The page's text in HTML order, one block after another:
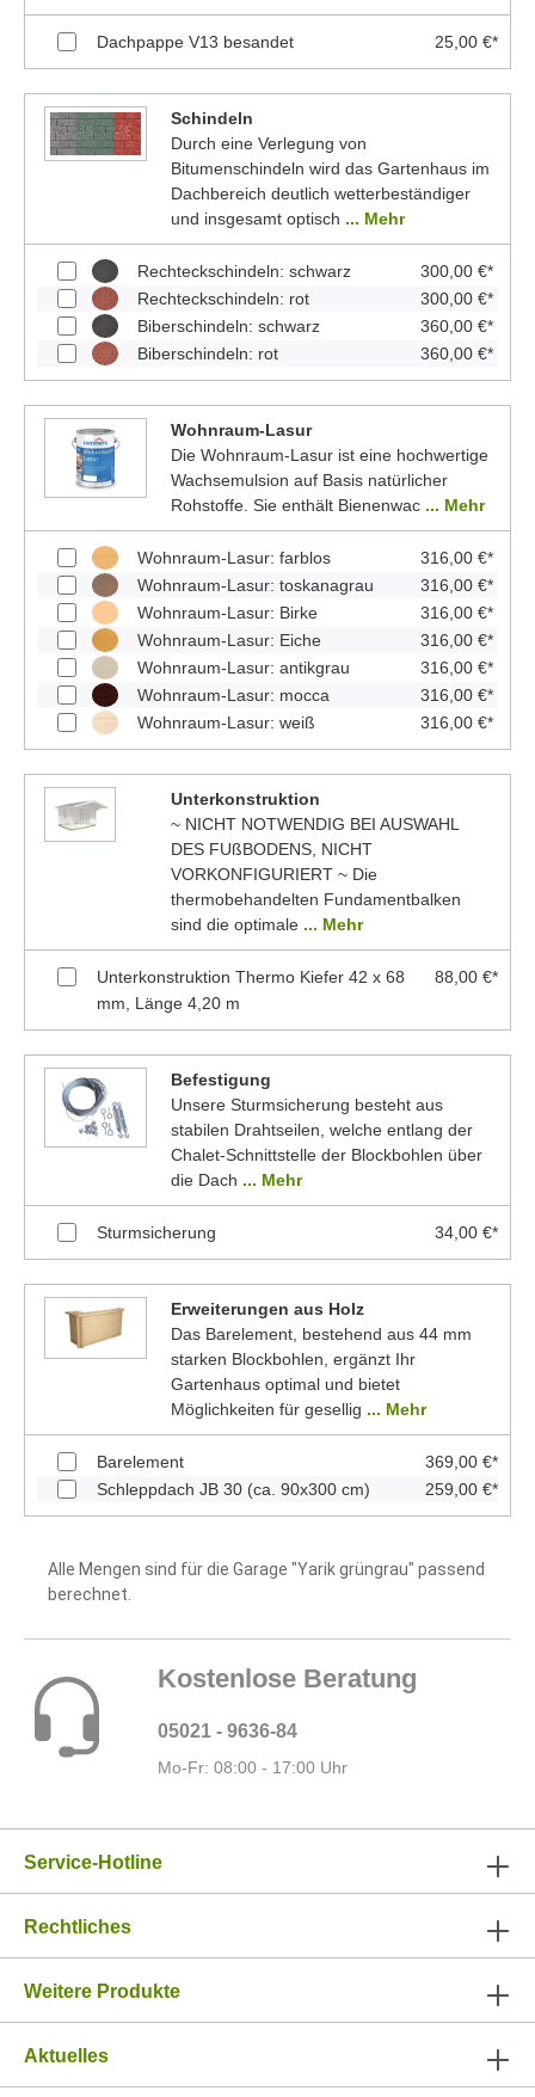
Dachpappe V13 besandet 25,00 €*
Schindeln
Durch eine Verlegung von
Bitumenschindeln wird das Gartenhaus im
Dachbereich deutlich wetterbeständiger
und insgesamt optisch ... Mehr
Rechteckschindeln: schwarz
300,00 €*
Rechteckschindeln: rot
300,00 €*
Biberschindeln: schwarz
360,00 €*
Biberschindeln: rot
360,00 €*
Wohnraum-Lasur
Die Wohnraum-Lasur ist eine hochwertige
Wachsemulsion auf Basis natürlicher
Rohstoffe. Sie enthält Bienenwac ... Mehr
Wohnraum-Lasur: farblos
316,00 €*
Wohnraum-Lasur: toskanagrau
316,00 €*
Wohnraum-Lasur: Birke
316,00 €*
Wohnraum-Lasur: Eiche
316,00 €*
Wohnraum-Lasur: antikgrau
316,00 €*
Wohnraum-Lasur: mocca
316,00 €*
Wohnraum-Lasur: weiß
316,00 €*
Unterkonstruktion
~ NICHT NOTWENDIG BEI AUSWAHL
DES FUßBODENS, NICHT
VORKONFIGURIERT ~ Die
thermobehandelten Fundamentbalken
sind die optimale ... Mehr
Unterkonstruktion Thermo Kiefer 42 x 68
mm, Länge 4,20 m
88,00 €*
Befestigung
Unsere Sturmsicherung besteht aus
stabilen Drahtseilen, welche entlang der
Chalet-Schnittstelle der Blockbohlen über
die Dach ... Mehr
Sturmsicherung 34,00 €*
Erweiterungen aus Holz
Das Barelement, bestehend aus 44 mm
starken Blockbohlen, ergänzt Ihr
Gartenhaus optimal und bietet
Möglichkeiten für gesellig ... Mehr
Barelement
369,00 €*
Schleppdach JB 30 (ca. 90x300 cm)
259,00 €*
Alle Mengen sind für die Garage "Yarik grüngrau" passend
berechnet.
Kostenlose Beratung
05021 - 9636-84
Mo-Fr: 08:00 - 17:00 Uhr
Service-Hotline
Rechtliches
Weitere Produkte
Aktuelles